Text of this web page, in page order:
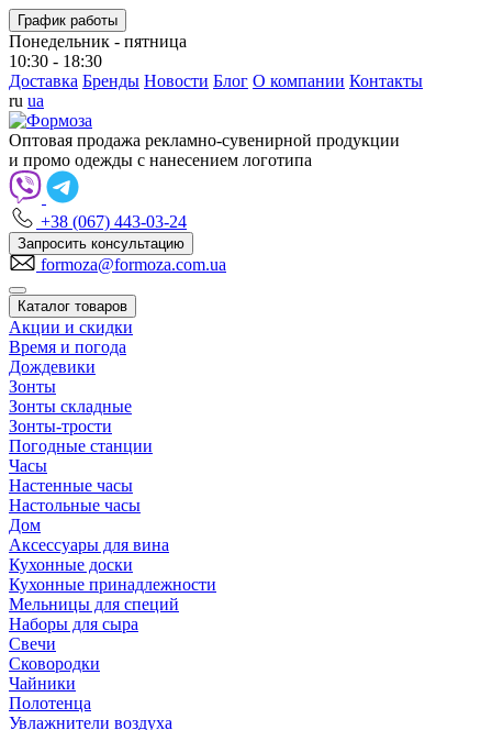
График работы
Понедельник - пятница
10:30 - 18:30
Доставка Бренды Новости Блог О компании Контакты
ru ua
Оптовая продажа рекламно-сувенирной продукции
и промо одежды с нанесением логотипа
+38 (067) 443-03-24
Запросить консультацию
formoza@formoza.com.ua
Каталог товаров
Акции и скидки
Время и погода
Дождевики
Зонты
Зонты складные
Зонты-трости
Погодные станции
Часы
Настенные часы
Настольные часы
Дом
Аксессуары для вина
Кухонные доски
Кухонные принадлежности
Мельницы для специй
Наборы для сыра
Свечи
Сковородки
Чайники
Полотенца
Увлажнители воздуха